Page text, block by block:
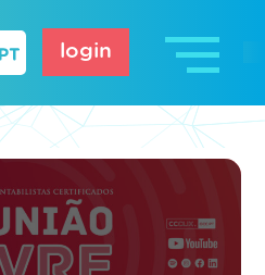
login